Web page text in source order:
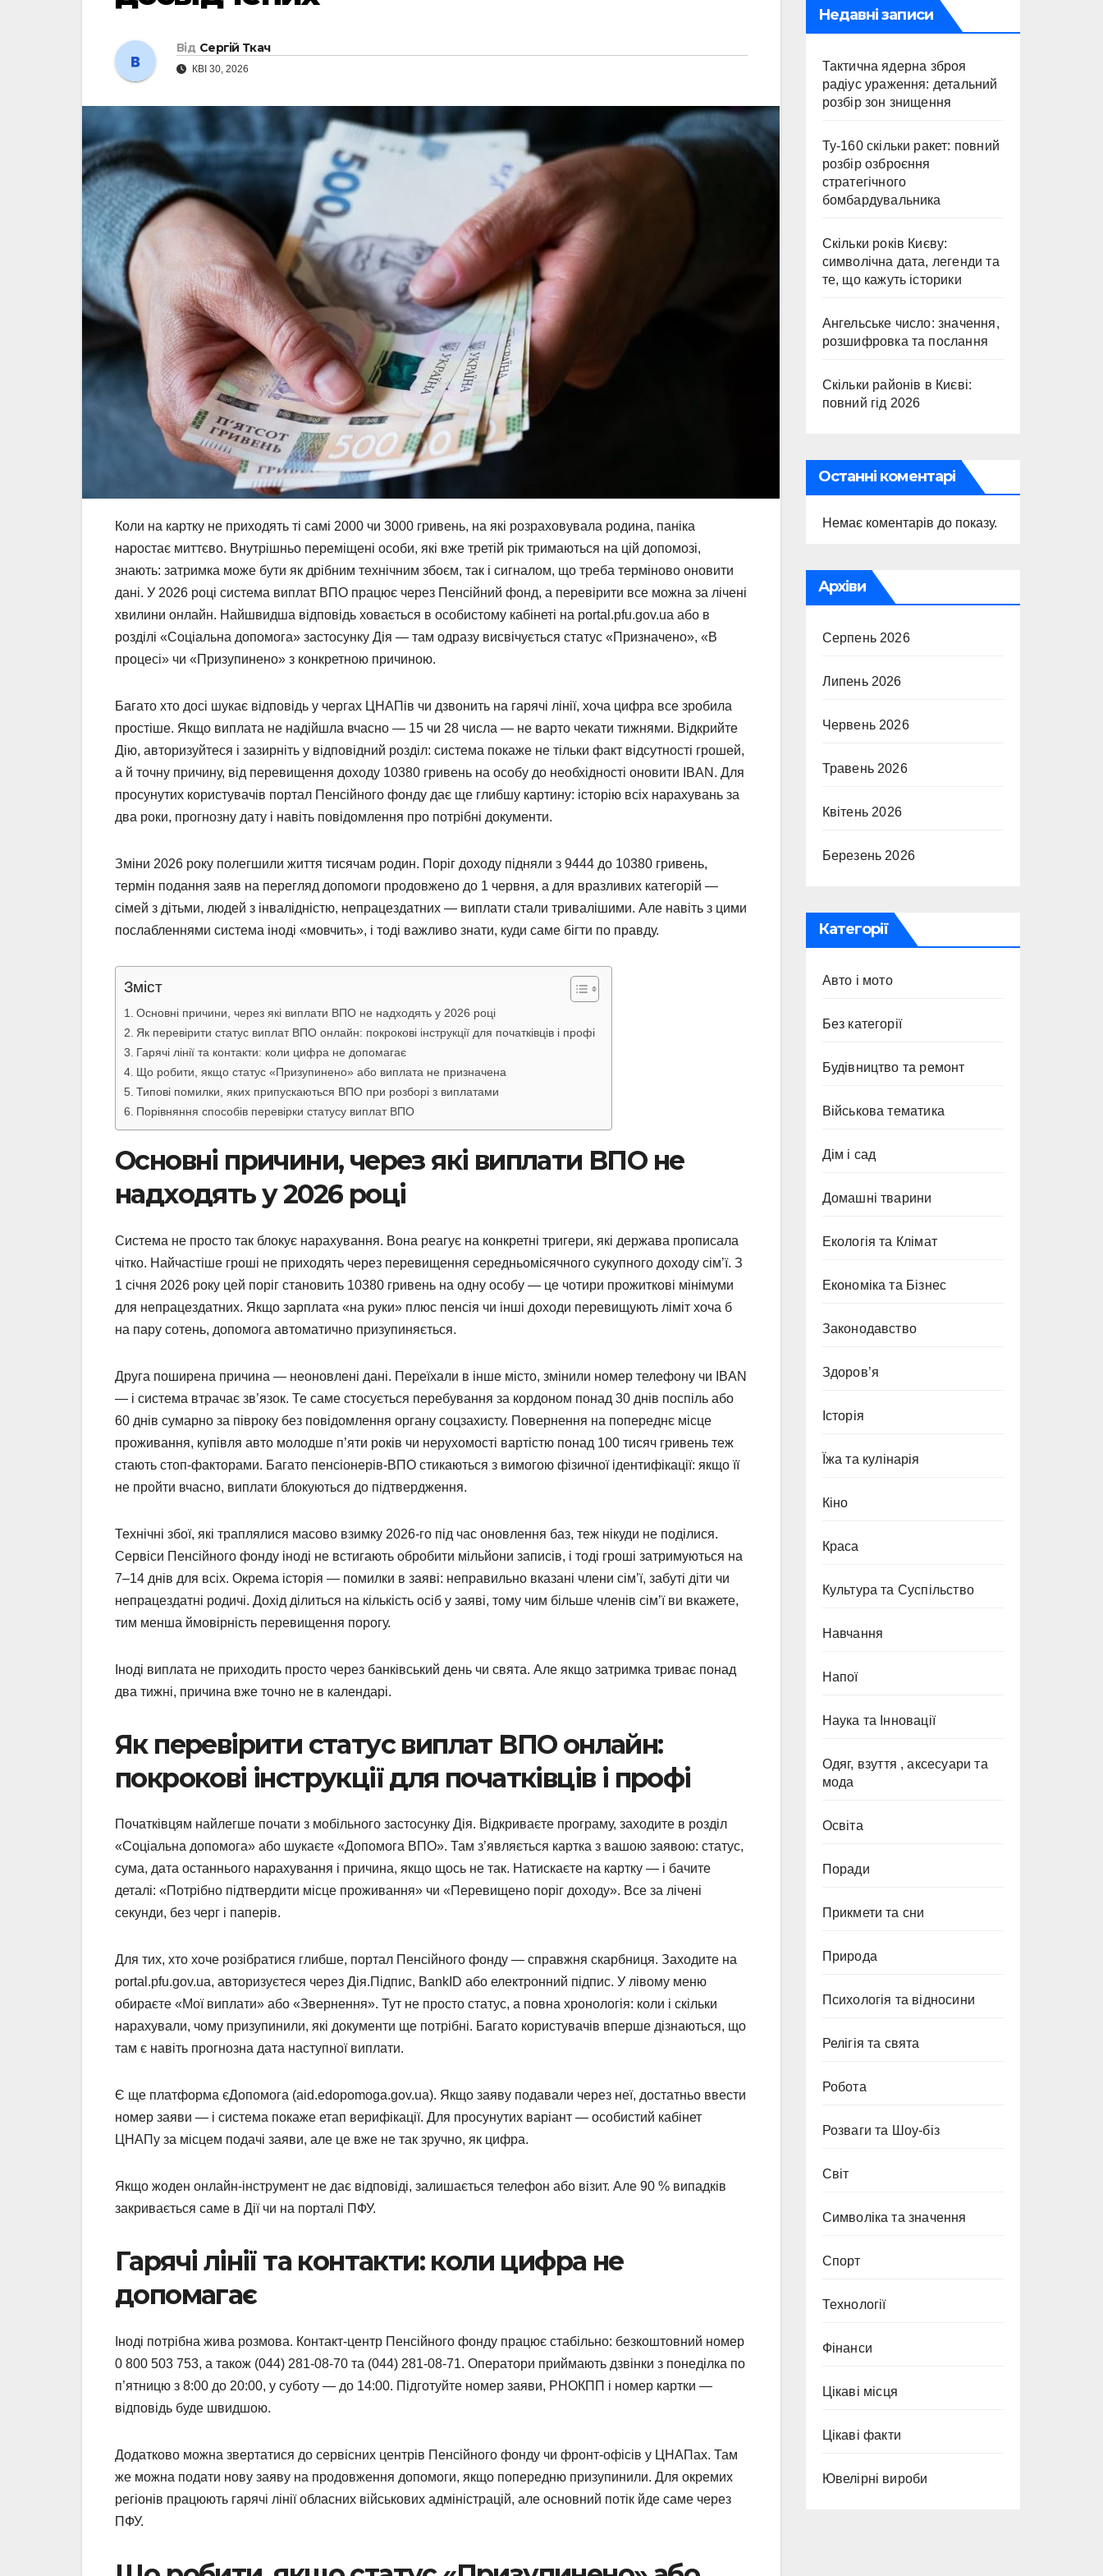
Від Сергій Ткач
КВІ 30, 2026
Коли на картку не приходять ті самі 2000 чи 3000 гривень, на які розраховувала родина, паніка
наростає миттєво. Внутрішньо переміщені особи, які вже третій рік тримаються на цій допомозі,
знають: затримка може бути як дрібним технічним збоєм, так і сигналом, що треба терміново оновити
дані. У 2026 році система виплат ВПО працює через Пенсійний фонд, а перевірити все можна за лічені
хвилини онлайн. Найшвидша відповідь ховається в особистому кабінеті на portal.pfu.gov.ua або в
розділі «Соціальна допомога» застосунку Дія — там одразу висвічується статус «Призначено», «В
процесі» чи «Призупинено» з конкретною причиною.
Багато хто досі шукає відповідь у чергах ЦНАПів чи дзвонить на гарячі лінії, хоча цифра все зробила
простіше. Якщо виплата не надійшла вчасно — 15 чи 28 числа — не варто чекати тижнями. Відкрийте
Дію, авторизуйтеся і зазирніть у відповідний розділ: система покаже не тільки факт відсутності грошей,
а й точну причину, від перевищення доходу 10380 гривень на особу до необхідності оновити IBAN. Для
просунутих користувачів портал Пенсійного фонду дає ще глибшу картину: історію всіх нарахувань за
два роки, прогнозну дату і навіть повідомлення про потрібні документи.
Зміни 2026 року полегшили життя тисячам родин. Поріг доходу підняли з 9444 до 10380 гривень,
термін подання заяв на перегляд допомоги продовжено до 1 червня, а для вразливих категорій —
сімей з дітьми, людей з інвалідністю, непрацездатних — виплати стали тривалішими. Але навіть з цими
послабленнями система іноді «мовчить», і тоді важливо знати, куди саме бігти по правду.
Зміст
Основні причини, через які виплати ВПО не надходять у 2026 році
Як перевірити статус виплат ВПО онлайн: покрокові інструкції для початківців і профі
Гарячі лінії та контакти: коли цифра не допомагає
Що робити, якщо статус «Призупинено» або виплата не призначена
Типові помилки, яких припускаються ВПО при розборі з виплатами
Порівняння способів перевірки статусу виплат ВПО
Основні причини, через які виплати ВПО не
надходять у 2026 році
Система не просто так блокує нарахування. Вона реагує на конкретні тригери, які держава прописала
чітко. Найчастіше гроші не приходять через перевищення середньомісячного сукупного доходу сім’ї. З
1 січня 2026 року цей поріг становить 10380 гривень на одну особу — це чотири прожиткові мінімуми
для непрацездатних. Якщо зарплата «на руки» плюс пенсія чи інші доходи перевищують ліміт хоча б
на пару сотень, допомога автоматично призупиняється.
Друга поширена причина — неоновлені дані. Переїхали в інше місто, змінили номер телефону чи IBAN
— і система втрачає зв’язок. Те саме стосується перебування за кордоном понад 30 днів поспіль або
60 днів сумарно за півроку без повідомлення органу соцзахисту. Повернення на попереднє місце
проживання, купівля авто молодше п’яти років чи нерухомості вартістю понад 100 тисяч гривень теж
стають стоп-факторами. Багато пенсіонерів-ВПО стикаються з вимогою фізичної ідентифікації: якщо її
не пройти вчасно, виплати блокуються до підтвердження.
Технічні збої, які траплялися масово взимку 2026-го під час оновлення баз, теж нікуди не поділися.
Сервіси Пенсійного фонду іноді не встигають обробити мільйони записів, і тоді гроші затримуються на
7–14 днів для всіх. Окрема історія — помилки в заяві: неправильно вказані члени сім’ї, забуті діти чи
непрацездатні родичі. Дохід ділиться на кількість осіб у заяві, тому чим більше членів сім’ї ви вкажете,
тим менша ймовірність перевищення порогу.
Іноді виплата не приходить просто через банківський день чи свята. Але якщо затримка триває понад
два тижні, причина вже точно не в календарі.
Як перевірити статус виплат ВПО онлайн:
покрокові інструкції для початківців і профі
Початківцям найлегше почати з мобільного застосунку Дія. Відкриваєте програму, заходите в розділ
«Соціальна допомога» або шукаєте «Допомога ВПО». Там з’являється картка з вашою заявою: статус,
сума, дата останнього нарахування і причина, якщо щось не так. Натискаєте на картку — і бачите
деталі: «Потрібно підтвердити місце проживання» чи «Перевищено поріг доходу». Все за лічені
секунди, без черг і паперів.
Для тих, хто хоче розібратися глибше, портал Пенсійного фонду — справжня скарбниця. Заходите на
portal.pfu.gov.ua, авторизуєтеся через Дія.Підпис, BankID або електронний підпис. У лівому меню
обираєте «Мої виплати» або «Звернення». Тут не просто статус, а повна хронологія: коли і скільки
нарахували, чому призупинили, які документи ще потрібні. Багато користувачів вперше дізнаються, що
там є навіть прогнозна дата наступної виплати.
Є ще платформа єДопомога (aid.edopomoga.gov.ua). Якщо заяву подавали через неї, достатньо ввести
номер заяви — і система покаже етап верифікації. Для просунутих варіант — особистий кабінет
ЦНАПу за місцем подачі заяви, але це вже не так зручно, як цифра.
Якщо жоден онлайн-інструмент не дає відповіді, залишається телефон або візит. Але 90 % випадків
закривається саме в Дії чи на порталі ПФУ.
Гарячі лінії та контакти: коли цифра не
допомагає
Іноді потрібна жива розмова. Контакт-центр Пенсійного фонду працює стабільно: безкоштовний номер
0 800 503 753, а також (044) 281-08-70 та (044) 281-08-71. Оператори приймають дзвінки з понеділка по
п’ятницю з 8:00 до 20:00, у суботу — до 14:00. Підготуйте номер заяви, РНОКПП і номер картки —
відповідь буде швидшою.
Додатково можна звертатися до сервісних центрів Пенсійного фонду чи фронт-офісів у ЦНАПах. Там
же можна подати нову заяву на продовження допомоги, якщо попередню призупинили. Для окремих
регіонів працюють гарячі лінії обласних військових адміністрацій, але основний потік йде саме через
ПФУ.
Недавні записи
Тактична ядерна зброя
радіус ураження: детальний
розбір зон знищення
Ту-160 скільки ракет: повний
розбір озброєння
стратегічного
бомбардувальника
Скільки років Києву:
символічна дата, легенди та
те, що кажуть історики
Ангельське число: значення,
розшифровка та послання
Скільки районів в Києві:
повний гід 2026
Останні коментарі
Немає коментарів до показу.
Архіви
Серпень 2026
Липень 2026
Червень 2026
Травень 2026
Квітень 2026
Березень 2026
Категорії
Авто і мото
Без категорії
Будівництво та ремонт
Військова тематика
Дім і сад
Домашні тварини
Екологія та Клімат
Економіка та Бізнес
Законодавство
Здоров’я
Історія
Їжа та кулінарія
Кіно
Краса
Культура та Суспільство
Навчання
Напої
Наука та Інновації
Одяг, взуття , аксесуари та
мода
Освіта
Поради
Прикмети та сни
Природа
Психологія та відносини
Релігія та свята
Робота
Розваги та Шоу-біз
Світ
Символіка та значення
Спорт
Технології
Фінанси
Цікаві місця
Цікаві факти
Ювелірні вироби